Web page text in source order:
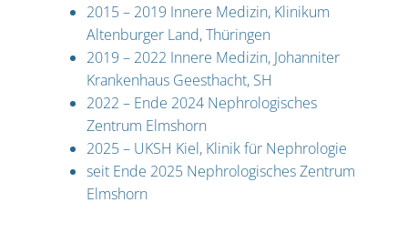
2015 – 2019 Innere Medizin, Klinikum
Altenburger Land, Thüringen
2019 – 2022 Innere Medizin, Johanniter
Krankenhaus Geesthacht, SH
2022 – Ende 2024 Nephrologisches
Zentrum Elmshorn
2025 – UKSH Kiel, Klinik für Nephrologie
seit Ende 2025 Nephrologisches Zentrum
Elmshorn